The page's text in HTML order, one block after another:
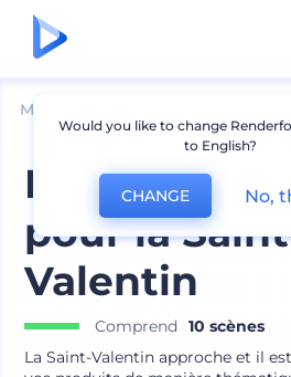
Mockups
Pack de
pour la
Valentin
Comprend
10 scènes
La Saint-Valentin approche et il
Would you like to change
to English?
CHANGE No,